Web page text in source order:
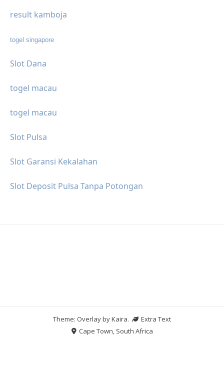
result kamboja
togel singapore
Slot Dana
togel macau
togel macau
Slot Pulsa
Slot Garansi Kekalahan
Slot Deposit Pulsa Tanpa Potongan
Theme: Overlay byKaira.
Extra Text
Cape Town, South Africa